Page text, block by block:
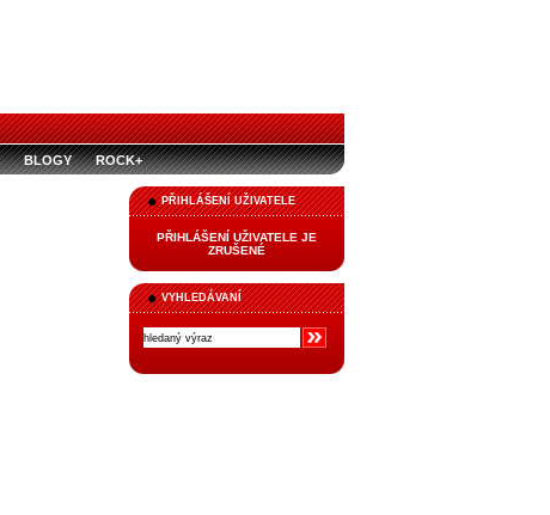
BLOGY ROCK+
PŘIHLÁŠENÍ UŽIVATELE
PŘIHLÁŠENÍ UŽIVATELE JE
ZRUŠENÉ
VYHLEDÁVANÍ